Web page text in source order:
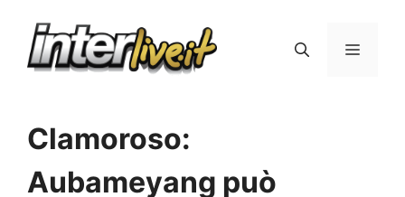
Menu
Clamoroso:
Aubameyang può